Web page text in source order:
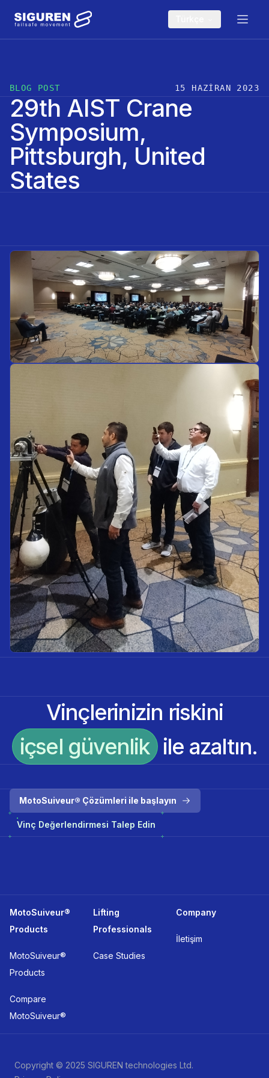
BLOG POST 15 HAZIRAN 2023
29th AIST Crane
Symposium,
Pittsburgh, United
States
Vinçlerinizin riskini
içsel güvenlik ile azaltın.
MotoSuiveur® Çözümleri ile başlayın
Vinç Değerlendirmesi Talep Edin
MotoSuiveur®
Products
MotoSuiveur®
Products
Compare
MotoSuiveur®
Lifting
Professionals
Case Studies
Company
İletişim
Copyright © 2025 SIGUREN technologies Ltd.